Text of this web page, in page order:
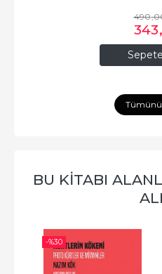
490
343
BU KİTABI
-%30